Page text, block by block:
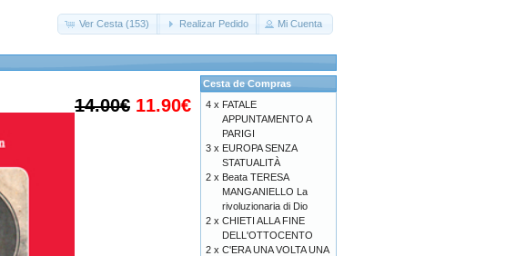
Ver Cesta (153) Realizar Pedido Mi Cuenta
14.00€ 11.90€
Cesta de Compras
4 x FATALE
APPUNTAMENTO A
PARIGI
3 x EUROPA SENZA
STATUALITÀ
2 x Beata TERESA
MANGANIELLO La
rivoluzionaria di Dio
2 x CHIETI ALLA FINE
DELL'OTTOCENTO
2 x C'ERA UNA VOLTA UNA